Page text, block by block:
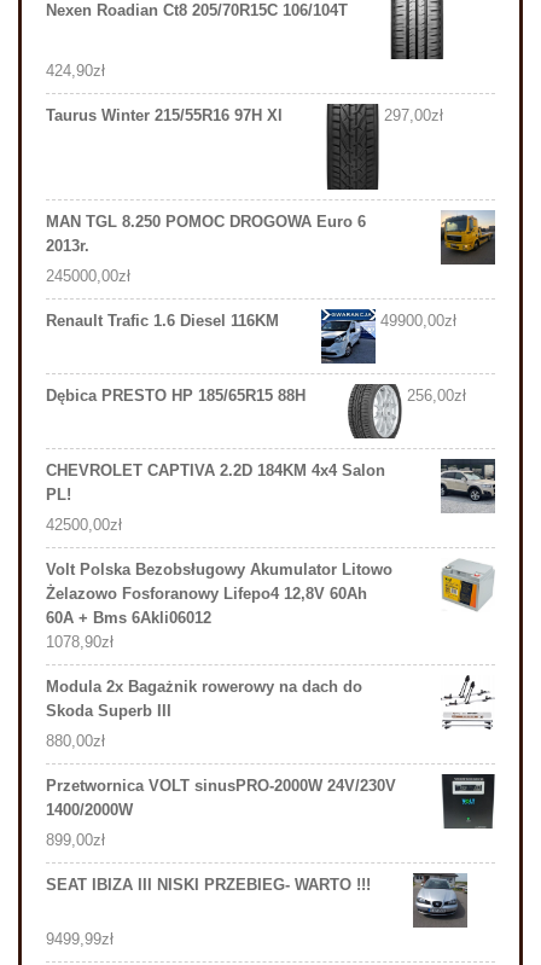
Nexen Roadian Ct8 205/70R15C 106/104T
424,90zł
Taurus Winter 215/55R16 97H Xl 297,00zł
MAN TGL 8.250 POMOC DROGOWA Euro 6
2013r.
245000,00zł
Renault Trafic 1.6 Diesel 116KM 49900,00zł
Dębica PRESTO HP 185/65R15 88H 256,00zł
CHEVROLET CAPTIVA 2.2D 184KM 4x4 Salon
PL!
42500,00zł
Volt Polska Bezobsługowy Akumulator Litowo
Żelazowo Fosforanowy Lifepo4 12,8V 60Ah
60A + Bms 6Akli06012
1078,90zł
Modula 2x Bagażnik rowerowy na dach do
Skoda Superb III
880,00zł
Przetwornica VOLT sinusPRO-2000W 24V/230V
1400/2000W
899,00zł
SEAT IBIZA III NISKI PRZEBIEG- WARTO !!!
9499,99zł